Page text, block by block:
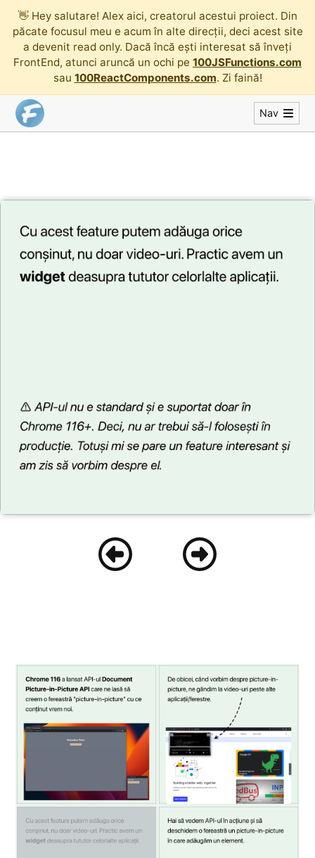
👋 Hey salutare! Alex aici, creatorul acestui proiect. Din
păcate focusul meu e acum în alte direcții, deci acest site
a devenit read only. Dacă încă ești interesat să înveți
FrontEnd, atunci aruncă un ochi pe 100JSFunctions.com
sau 100ReactComponents.com. Zi faină!
Nav